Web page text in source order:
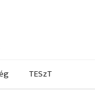
TESzT